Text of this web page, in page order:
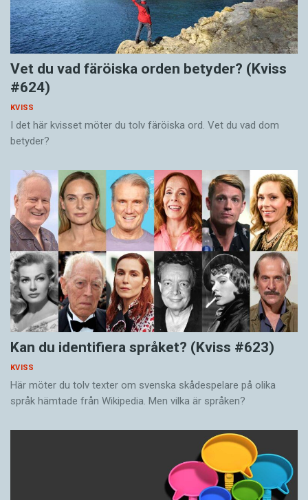
Vet du vad färöiska orden betyder? (Kviss
#624)
KVISS
I det här kvisset möter du tolv färöiska ord. Vet du vad dom
betyder?
Kan du identifiera språket? (Kviss #623)
KVISS
Här möter du tolv texter om svenska skådespelare på olika
språk hämtade från Wikipedia. Men vilka är språken?